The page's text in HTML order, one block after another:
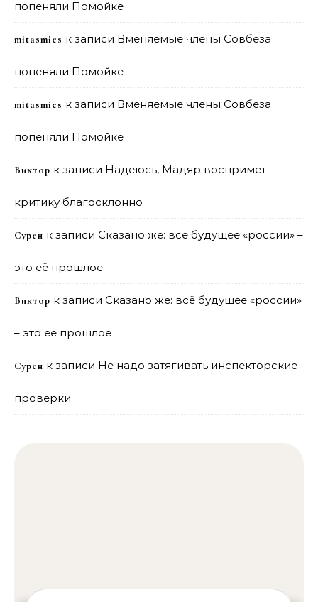
попеняли Помойке
mitasmies к записи Вменяемые члены Совбеза
попеняли Помойке
mitasmies к записи Вменяемые члены Совбеза
попеняли Помойке
Виктор к записи Надеюсь, Мадяр воспримет
критику благосклонно
Сурен к записи Сказано же: всё будущее «россии» –
это её прошлое
Виктор к записи Сказано же: всё будущее «россии»
– это её прошлое
Сурен к записи Не надо затягивать инспекторские
проверки